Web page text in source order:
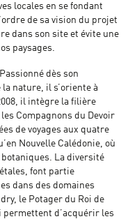
locales en se fondant
de sa vision du projet
dans son site et évite une
paysages.
dès son
nature, il s’oriente à
il intègre la filière
Compagnons du Devoir
de voyages aux quatre
Nouvelle Calédonie, où
La diversité
font partie
dans des domaines
le Potager du Roi de
permettent d’acquérir les